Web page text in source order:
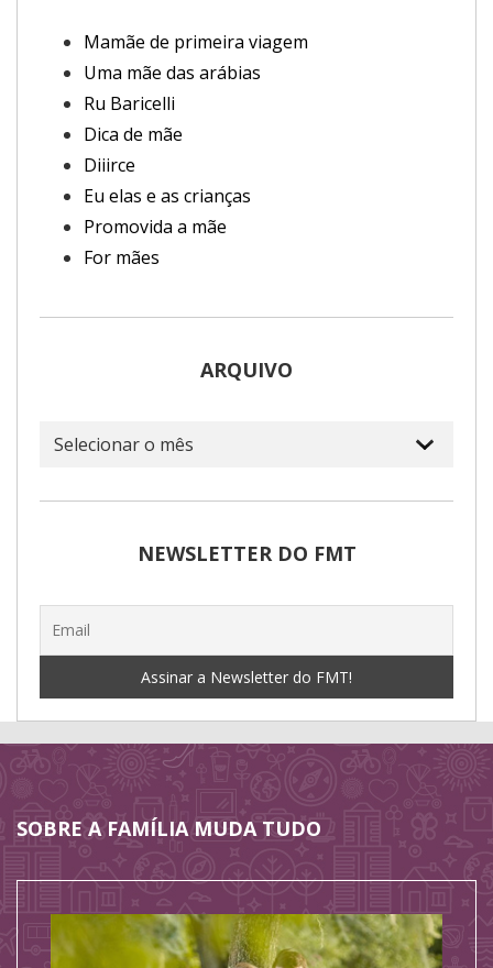
Mamãe de primeira viagem
Uma mãe das arábias
Ru Baricelli
Dica de mãe
Diiirce
Eu elas e as crianças
Promovida a mãe
For mães
ARQUIVO
Arquivo
NEWSLETTER DO FMT
SOBRE A FAMÍLIA MUDA TUDO